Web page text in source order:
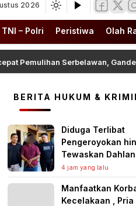
2026
TNI – Polri Peristiwa Olah
Serbelawan, Gandeng
BERITA HUKUM &
Diduga Terlibat
Pengeroyokan
Tewaskan Dahlan
Panjaitan, Polres
Ringkus Seorang
4 jam yang lalu
Manfaatkan
Kecelakaan ,